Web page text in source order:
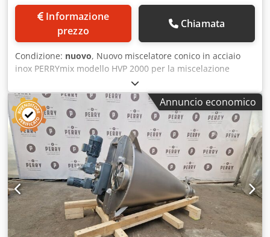
prezzo
Chiamata
Condizione: nuovo, Nuovo miscelatore conico in acciaio
inox PERRYmix modello HVP 2000 per la miscelazione
delicata di polveri: - Volume di lavoro massimo: 2000 litri. -
1 coperchio superiore a mezzaluna imbullonato alla vasca,
dotato di bocchetta di carico tonda, griglia di sicurezza e
coperchio. - 1 coperchio superiore a mezzaluna
imbullonato alla vasca. Dcsdozbub Repfx Abiek - Agitatore
a coclea supportato da cuscinetto perno inferiore (metallo
temprato), predisposto per la rapida rimozione della
coclea. - Superficie interna lucidata Ra ≥ 3,2 / superficie
esterna sabbiata a pallini. - Valvola di scarico manuale
rotante (slide valve) con uscita conica. - Montato su 3
zampe di supporto. - Atmosfere standard non ATEX.
Azionamento: - Agitatore a coclea azionato da motore
elettrico da 5,5 kW tramite riduttore NORD. - Braccio
Annuncio economico